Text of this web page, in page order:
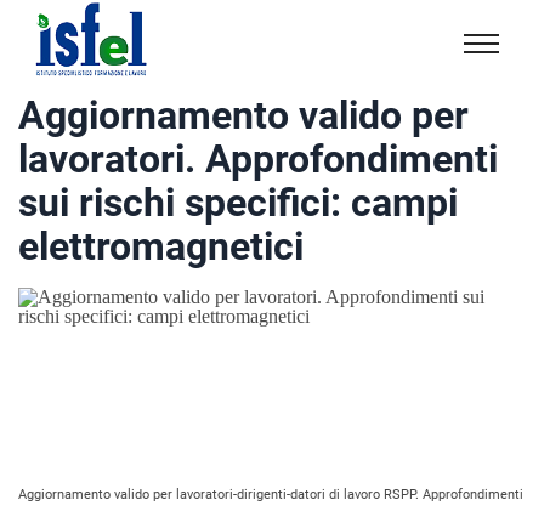
Isfel
Istituto
specialistico
formazione
e
lavoro
Aggiornamento valido per
lavoratori. Approfondimenti
sui rischi specifici: campi
elettromagnetici
Aggiornamento valido per lavoratori-dirigenti-datori di lavoro RSPP. Approfondimenti